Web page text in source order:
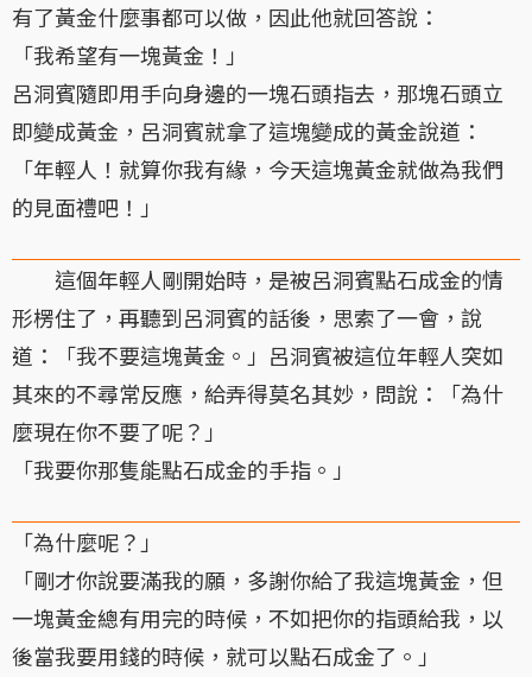
有了黃金什麼事都可以做，因此他就回答說：
「我希望有一塊黃金！」
呂洞賓隨即用手向身邊的一塊石頭指去，那塊石頭立
即變成黃金，呂洞賓就拿了這塊變成的黃金說道：
「年輕人！就算你我有緣，今天這塊黃金就做為我們
的見面禮吧！」
這個年輕人剛開始時，是被呂洞賓點石成金的情
形楞住了，再聽到呂洞賓的話後，思索了一會，說
道：「我不要這塊黃金。」呂洞賓被這位年輕人突如
其來的不尋常反應，給弄得莫名其妙，問說：「為什
麼現在你不要了呢？」
「我要你那隻能點石成金的手指。」
「為什麼呢？」
「剛才你說要滿我的願，多謝你給了我這塊黃金，但
一塊黃金總有用完的時候，不如把你的指頭給我，以
後當我要用錢的時候，就可以點石成金了。」